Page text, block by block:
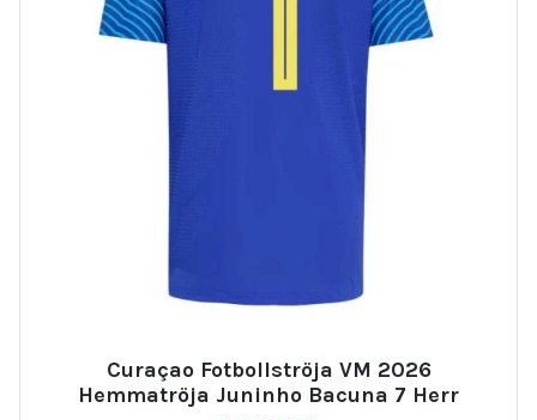
Curaçao Fotbollströja VM 2026
Hemmatröja Juninho Bacuna 7 Herr